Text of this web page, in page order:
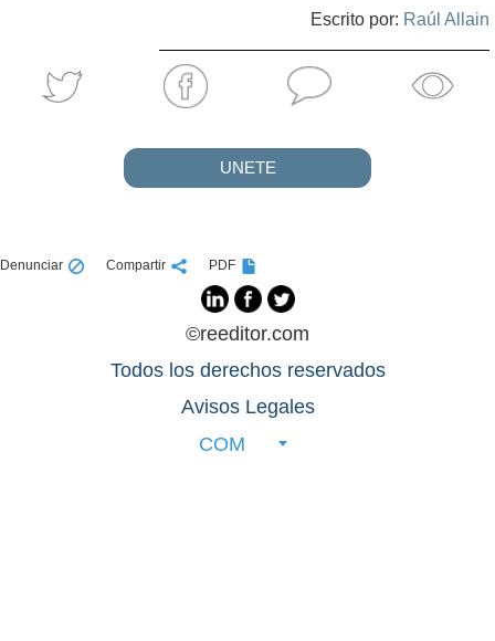
Escrito por: Raúl Allain
UNETE
Denunciar Compartir PDF
©reeditor.com
Todos los derechos reservados
Avisos Legales